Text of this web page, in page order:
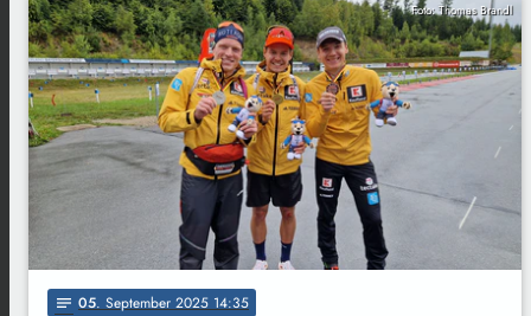
Foto: Thomas Brandl
notes 05. September 2025 14:35